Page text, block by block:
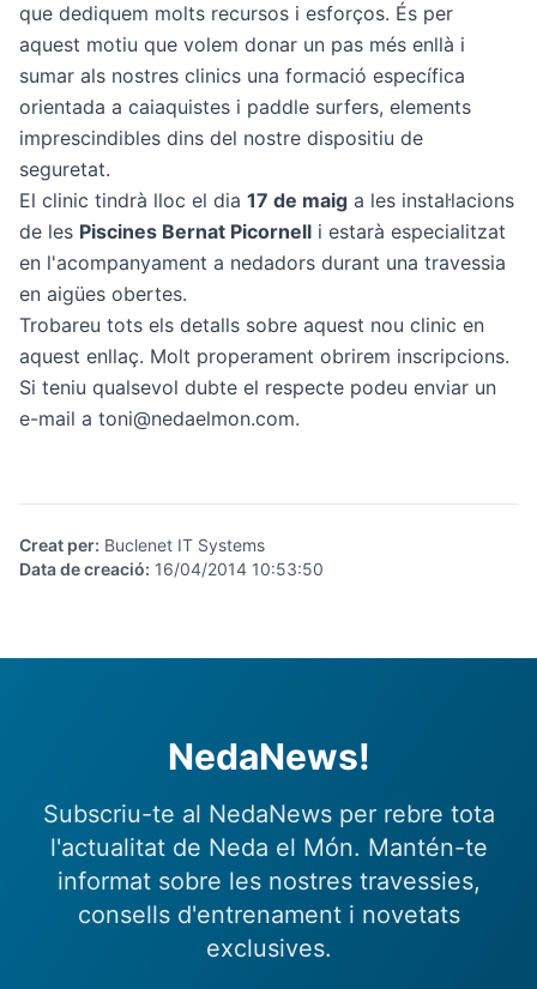
que dediquem molts recursos i esforços. És per
aquest motiu que volem donar un pas més enllà i
sumar als nostres clinics una formació específica
orientada a caiaquistes i paddle surfers, elements
imprescindibles dins del nostre dispositiu de
seguretat.
El clinic tindrà lloc el dia 17 de maig a les instal·lacions
de les Piscines Bernat Picornell i estarà especialitzat
en l'acompanyament a nedadors durant una travessia
en aigües obertes.
Trobareu tots els detalls sobre aquest nou clinic en
aquest enllaç. Molt properament obrirem inscripcions.
Si teniu qualsevol dubte el respecte podeu enviar un
e-mail a toni@nedaelmon.com.
Creat per: Buclenet IT Systems
Data de creació: 16/04/2014 10:53:50
NedaNews!
Subscriu-te al NedaNews per rebre tota
l'actualitat de Neda el Món. Mantén-te
informat sobre les nostres travessies,
consells d'entrenament i novetats
exclusives.